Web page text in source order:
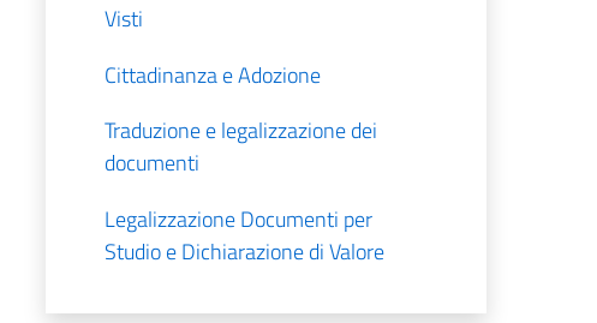
Visti
Cittadinanza e Adozione
Traduzione e legalizzazione dei
documenti
Legalizzazione Documenti per
Studio e Dichiarazione di Valore